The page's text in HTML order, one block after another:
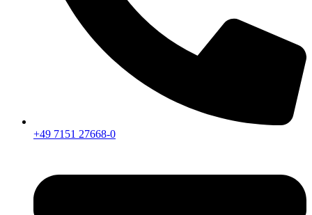
+49 7151 27668-0